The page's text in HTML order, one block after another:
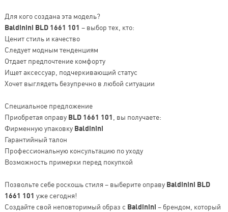
Для кого создана эта модель?
Baldinini BLD 1661 101 – выбор тех, кто:
Ценит стиль и качество
Следует модным тенденциям
Отдает предпочтение комфорту
Ищет аксессуар, подчеркивающий статус
Хочет выглядеть безупречно в любой ситуации
Специальное предложение
Приобретая оправу BLD 1661 101 , вы получаете:
Фирменную упаковку Baldinini
Гарантийный талон
Профессиональную консультацию по уходу
Возможность примерки перед покупкой
Позвольте себе роскошь стиля – выберите оправу Baldinini BLD
1661 101 уже сегодня!
Создайте свой неповторимый образ с Baldinini – брендом, который